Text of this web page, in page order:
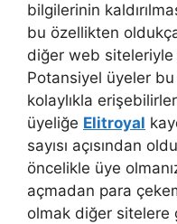
bilgilerinin
bu özellikten
diğer web siteleriyle
Potansiyel üyeler
kolaylıkla
üyeliğe Elitroyal
sayısı açısından
öncelikle üye
açmadan para
olmak diğer sitelere